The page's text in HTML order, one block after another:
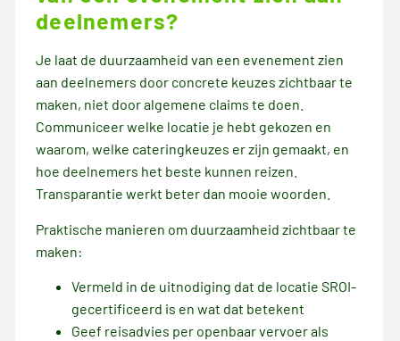
deelnemers?
Je laat de duurzaamheid van een evenement zien
aan deelnemers door concrete keuzes zichtbaar te
maken, niet door algemene claims te doen.
Communiceer welke locatie je hebt gekozen en
waarom, welke cateringkeuzes er zijn gemaakt, en
hoe deelnemers het beste kunnen reizen.
Transparantie werkt beter dan mooie woorden.
Praktische manieren om duurzaamheid zichtbaar te
maken:
Vermeld in de uitnodiging dat de locatie SROI-
gecertificeerd is en wat dat betekent
Geef reisadvies per openbaar vervoer als